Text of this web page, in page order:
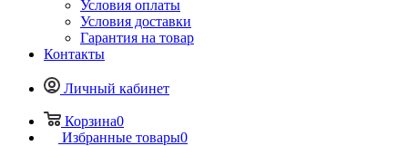
Условия оплаты
Условия доставки
Гарантия на товар
Контакты
Личный кабинет
Корзина0
Избранные товары0